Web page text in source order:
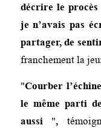
décrire le
je n’avais pas
partager, de
franchement la
Courber
le même parti
aussi
,